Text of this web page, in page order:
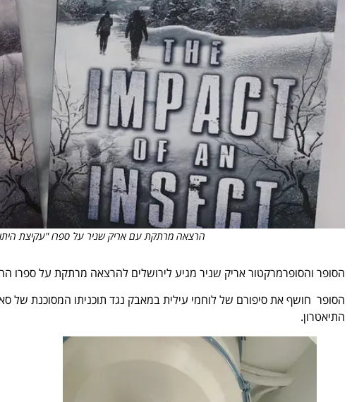
הרצאה מרתקת עם אריק שניר על ספרו "עקיצת
הסופר והסופרמרקטור אריק שניר מגיע לירושלים להרצאה מרתקת על ספרו
התיאטרון.